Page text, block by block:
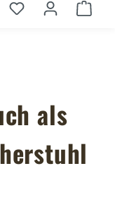
Du hast 0
als